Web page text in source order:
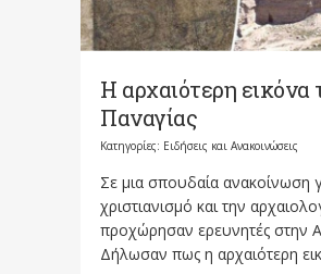
Η αρχαιότερη εικόνα
Παναγίας
Κατηγορίες: Ειδήσεις και Ανακοινώσεις
Σε μια σπουδαία ανακοίνωση
χριστιανισμό και την
προχώρησαν ερευνητές στην
Δήλωσαν πως η αρχαιότερη